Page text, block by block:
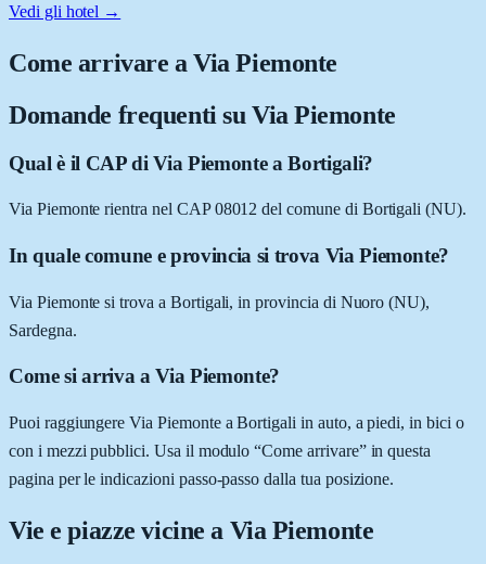
Vedi gli hotel →
Come arrivare aVia Piemonte
Domande frequenti su Via Piemonte
Qual è il CAP di Via Piemonte a Bortigali?
Via Piemonte rientra nel CAP 08012 del comune di Bortigali (NU).
In quale comune e provincia si trova Via Piemonte?
Via Piemonte si trova a Bortigali, in provincia di Nuoro (NU),
Sardegna.
Come si arriva a Via Piemonte?
Puoi raggiungere Via Piemonte a Bortigali in auto, a piedi, in bici o
con i mezzi pubblici. Usa il modulo “Come arrivare” in questa
pagina per le indicazioni passo-passo dalla tua posizione.
Vie e piazze vicine a Via Piemonte